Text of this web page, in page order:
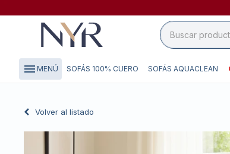
menu MENÚ SOFÁS 100% CUERO SOFÁS AQUACLEAN
Volver al listado
close